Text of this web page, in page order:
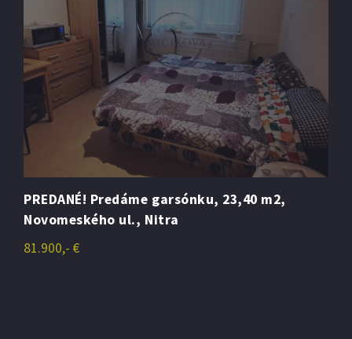
PREDANÉ! Predáme garsónku, 23,40 m2,
Novomeského ul., Nitra
81.900,- €